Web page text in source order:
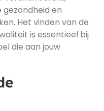
en
Het vinden van de
is essentieel bij
die aan jouw